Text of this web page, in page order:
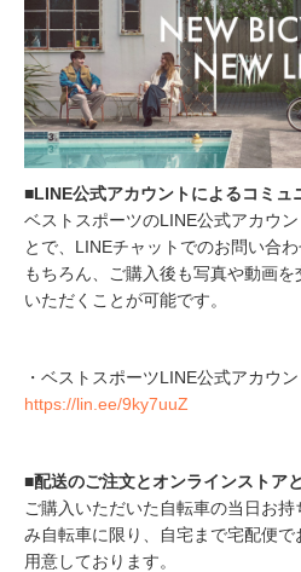
■LINE公式アカウントによるコミュ
ベストスポーツのLINE公式アカウ
とで、LINEチャットでのお問い合
もちろん、ご購入後も写真や動画
いただくことが可能です。
・ベストスポーツLINE公式アカウン
https://lin.ee/9ky7uuZ
■配送のご注文とオンラインストア
ご購入いただいた自転車の当日お
み自転車に限り、自宅まで宅配便
用意しております。